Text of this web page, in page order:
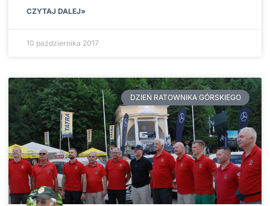
CZYTAJ DALEJ»
10 października 2017
DZIEŃ RATOWNIKA GÓRSKIEGO